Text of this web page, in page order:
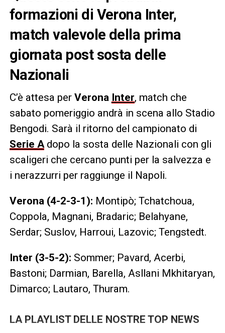
formazioni di Verona Inter,
match valevole della prima
giornata post sosta delle
Nazionali
C’è attesa per Verona Inter, match che
sabato pomeriggio andrà in scena allo Stadio
Bengodi. Sarà il ritorno del campionato di
Serie Adopo la sosta delle Nazionali con gli
scaligeri che cercano punti per la salvezza e
i nerazzurri per raggiunge il Napoli.
Verona (4-2-3-1): Montipò; Tchatchoua,
Coppola, Magnani, Bradaric; Belahyane,
Serdar; Suslov, Harroui, Lazovic; Tengstedt.
Inter (3-5-2): Sommer; Pavard, Acerbi,
Bastoni; Darmian, Barella, Asllani Mkhitaryan,
Dimarco; Lautaro, Thuram.
LA PLAYLIST DELLE NOSTRE TOP NEWS